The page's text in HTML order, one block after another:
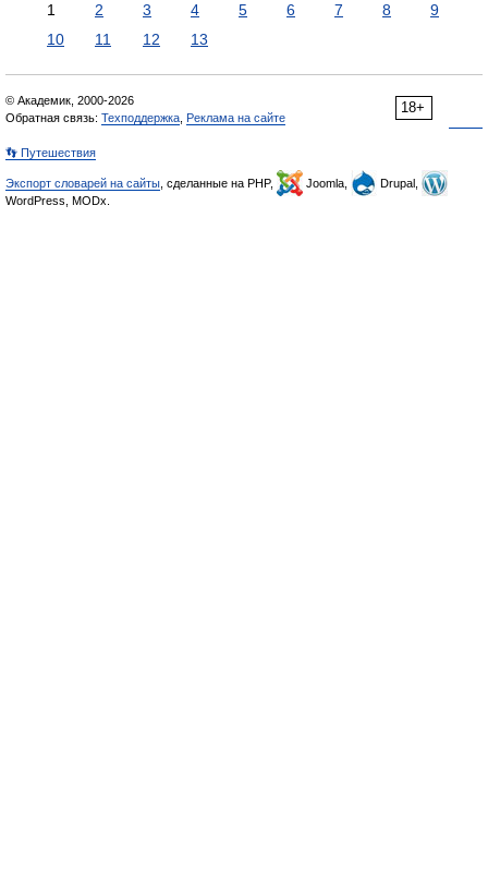
1 2 3 4 5 6 7 8
9
10
11 12 13
18+
© Академик, 2000-2026
Обратная связь: Техподдержка Реклама на сайте
👣 Путешествия
Экспорт словарей на сайты , сделанные на PHP, Joomla,
Drupal,
WordPress, MODx.